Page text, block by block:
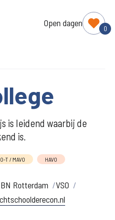
Open dagen
0
is leidend waarbij de
is.
T / MAVO HAVO
Rotterdam
VSO